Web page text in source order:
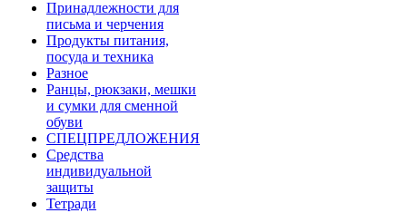
Принадлежности для
письма и черчения
Продукты питания,
посуда и техника
Разное
Ранцы, рюкзаки, мешки
и сумки для сменной
обуви
СПЕЦПРЕДЛОЖЕНИЯ
Средства
индивидуальной
защиты
Тетради